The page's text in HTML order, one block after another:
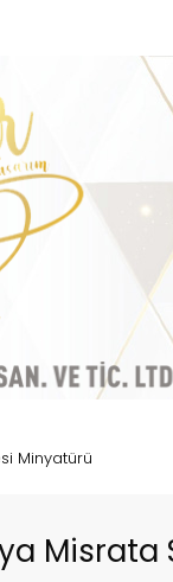
Minyatürü
Misrata